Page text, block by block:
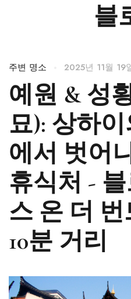
블
주변 명소 2025년 11월 19
예원 & 성
묘): 상하
에서 벗어
휴식처 -
스 온 더
10분 거리